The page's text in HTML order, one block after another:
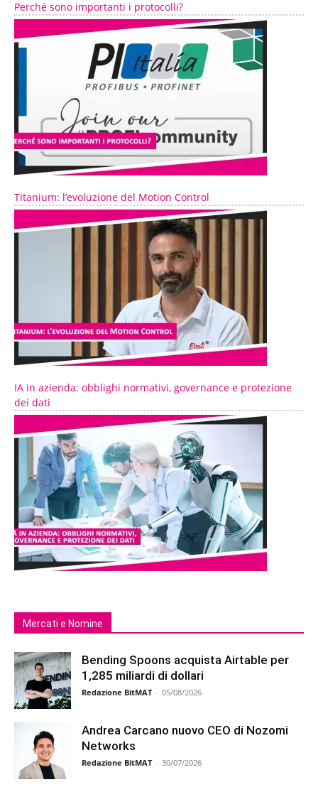
Perché sono importanti i protocolli?
Titanium: l’evoluzione del Motion Control
IA in azienda: obblighi normativi, governance e protezione
dei dati
Mercati e Nomine
Bending Spoons acquista Airtable per
1,285 miliardi di dollari
Redazione BitMAT - 05/08/2026
Andrea Carcano nuovo CEO di Nozomi
Networks
Redazione BitMAT - 30/07/2026